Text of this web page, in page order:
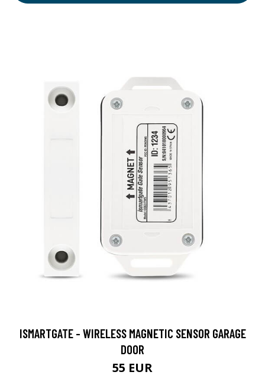
ISMARTGATE - WIRELESS MAGNETIC SENSOR GARAGE
DOOR
55 EUR